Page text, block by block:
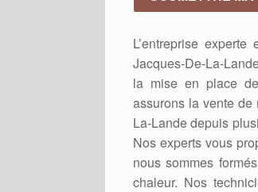
L’entreprise
Jacques-De-La-
la mise en place
assurons la vente de
La-Lande depuis
Nos experts vous
nous sommes
chaleur. Nos